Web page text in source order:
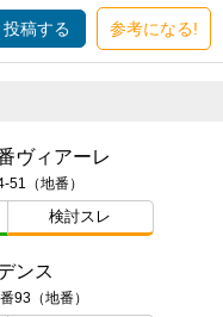
投稿する 参考になる!
ヴィアーレ
51（地番）
検討スレ
ンス
93（地番）